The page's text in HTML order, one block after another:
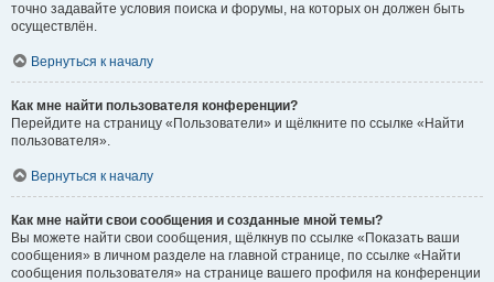
точно задавайте условия поиска и форумы, на которых он должен быть
осуществлён.
Вернуться к началу
Как мне найти пользователя конференции?
Перейдите на страницу «Пользователи» и щёлкните по ссылке «Найти
пользователя».
Вернуться к началу
Как мне найти свои сообщения и созданные мной темы?
Вы можете найти свои сообщения, щёлкнув по ссылке «Показать ваши
сообщения» в личном разделе на главной странице, по ссылке «Найти
сообщения пользователя» на странице вашего профиля на конференции